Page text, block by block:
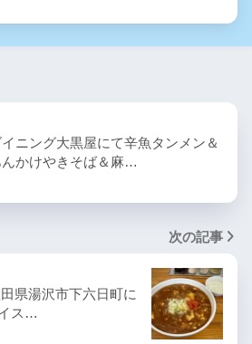
ニング大黒屋にて辛魚タンメン＆
んかけやきそば＆麻…
次の記事
県湯沢市下六日町に
ス…